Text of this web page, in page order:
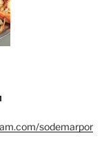
sodemarpor